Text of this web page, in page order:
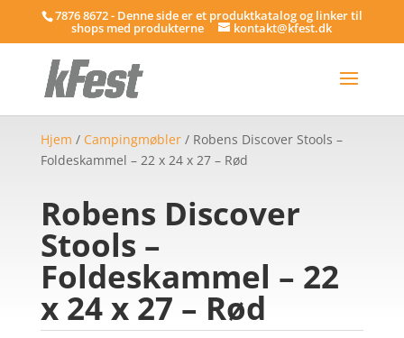
7876 8672 - Denne side er et produktkatalog og linker til
shops med produkterne kontakt@kfest.dk
Hjem / Campingmøbler/ Robens Discover Stools –
Foldeskammel – 22 x 24 x 27 – Rød
Robens Discover
Stools –
Foldeskammel – 22
x 24 x 27 – Rød